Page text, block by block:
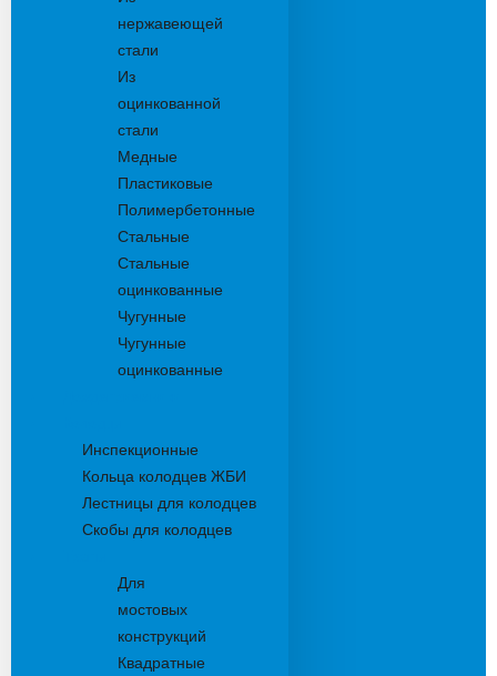
нержавеющей
стали
Из
оцинкованной
стали
Медные
Пластиковые
Полимербетонные
Стальные
Стальные
оцинкованные
Чугунные
Чугунные
оцинкованные
Инспекционные
Кольца колодцев ЖБИ
Лестницы для колодцев
Скобы для колодцев
Для
мостовых
конструкций
Квадратные